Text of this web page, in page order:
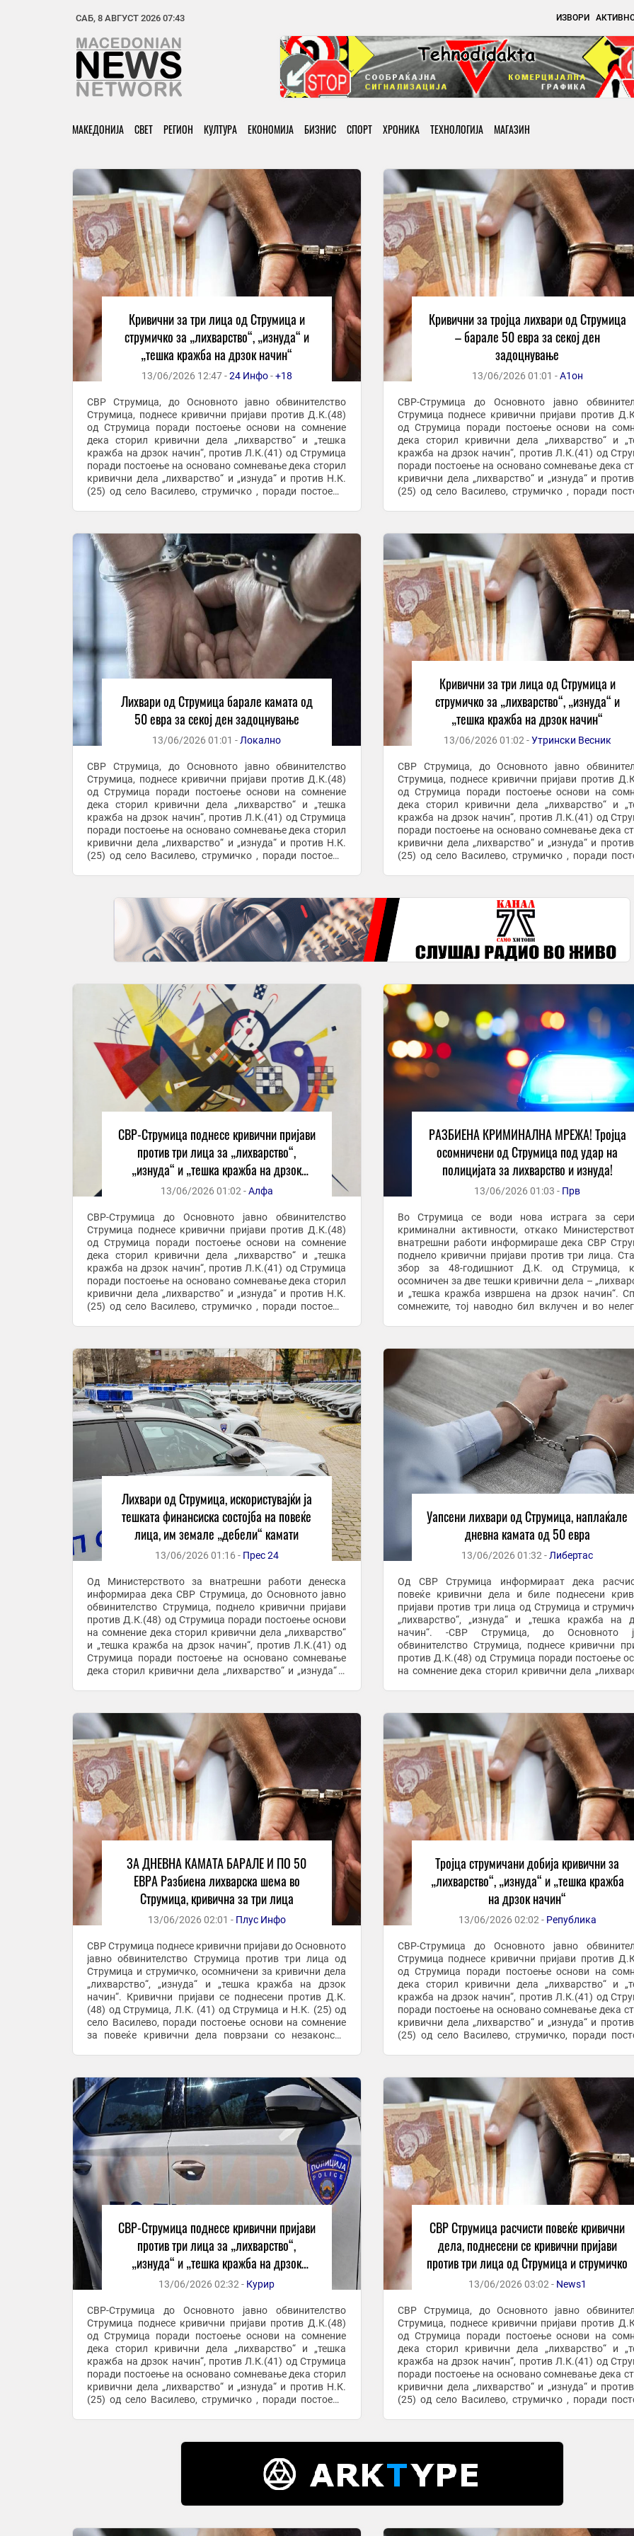
САБ, 8 АВГУСТ 2026 07:43 ИЗВОРИ
МАКЕДОНИЈА СВЕТ РЕГИОН КУЛТУРА ЕКОНОМИЈА БИЗНИС СПОРТ ХРОНИКА ТЕХНОЛОГИЈА МАГАЗИН
Кривични за три лица од Струмица и
струмичко за „лихварство“, „изнуда“ и
„тешка кражба на дрзок начин“
13/06/2026 12:47 -24 Инфо-+18
СВР Струмица, до Основното јавно обвинителство
Струмица, поднесе кривични пријави против Д.К.(48)
од Струмица поради постоење основи на сомнение
дека сторил кривични дела „лихварство“ и „тешка
кражба на дрзок начин“, против Л.К.(41) од Струмица
поради постоење на основано сомневање дека сторил
кривични дела „лихварство“ и „изнуда“ и против Н.К.
(25) од село Василево, струмичко , поради постоење
Кривични за тројца лихвари од Струмица
– барале 50 евра за секој ден
задоцнување
13/06/2026 01:01 -А1он
СВР-Струмица до Основното јавно
Струмица поднесе кривични пријави против
од Струмица поради постоење основи на
дека сторил кривични дела „лихварство“ и
кражба на дрзок начин“, против Л.К.(41) од
поради постоење на основано сомневање дека
кривични дела „лихварство“ и „изнуда“ и
(25) од село Василево, струмичко , поради
Лихвари од Струмица барале камата од
50 евра за секој ден задоцнување
13/06/2026 01:01 - Локално
СВР Струмица, до Основното јавно обвинителство
Струмица, поднесе кривични пријави против Д.К.(48)
од Струмица поради постоење основи на сомнение
дека сторил кривични дела „лихварство“ и „тешка
кражба на дрзок начин“, против Л.К.(41) од Струмица
поради постоење на основано сомневање дека сторил
кривични дела „лихварство“ и „изнуда“ и против Н.К.
(25) од село Василево, струмичко , поради постоење
Кривични за три лица од Струмица и
струмичко за „лихварство“, „изнуда“ и
„тешка кражба на дрзок начин“
13/06/2026 01:02 -Утрински Весник
СВР Струмица, до Основното јавно
Струмица, поднесе кривични пријави против
од Струмица поради постоење основи на
дека сторил кривични дела „лихварство“ и
кражба на дрзок начин“, против Л.К.(41) од
поради постоење на основано сомневање дека
кривични дела „лихварство“ и „изнуда“ и
(25) од село Василево, струмичко , поради
СВР-Струмица поднесе кривични пријави
против три лица за „лихварство“,
„изнуда“ и „тешка кражба на дрзок
начин“
13/06/2026 01:02 -Алфа
СВР-Струмица до Основното јавно обвинителство
Струмица поднесе кривични пријави против Д.К.(48)
од Струмица поради постоење основи на сомнение
дека сторил кривични дела „лихварство“ и „тешка
кражба на дрзок начин“, против Л.К.(41) од Струмица
поради постоење на основано сомневање дека сторил
кривични дела „лихварство“ и „изнуда“ и против Н.К.
(25) од село Василево, струмичко , поради постоење
РАЗБИЕНА КРИМИНАЛНА МРЕЖА! Тројца
осомничени од Струмица под удар на
полицијата за лихварство и изнуда!
13/06/2026 01:03 - Прв
Во Струмица се води нова истрага за
криминални активности, откако
внатрешни работи информираше дека СВР
поднело кривични пријави против три лица.
збор за 48-годишниот Д.К. од Струмица,
осомничен за две тешки кривични дела –
и „тешка кражба извршена на дрзок начин“.
сомнежите, тој наводно бил вклучен и во
Лихвари од Струмица, искористувајќи ја
тешката финансиска состојба на повеќе
лица, им земале „дебели“ камати
13/06/2026 01:16 - Прес 24
Од Министерството за внатрешни работи денеска
информираа дека СВР Струмица, до Основното јавно
обвинителство Струмица, поднело кривични пријави
против Д.К.(48) од Струмица поради постоење основи
на сомнение дека сторил кривични дела „лихварство“
и „тешка кражба на дрзок начин“, против Л.К.(41) од
Струмица поради постоење на основано сомневање
дека сторил кривични дела „лихварство“ и „изнуда“ и
Уапсени лихвари од Струмица, наплаќале
дневна камата од 50 евра
13/06/2026 01:32 - Либертас
Од СВР Струмица информираат дека
повеќе кривични дела и биле поднесени
пријави против три лица од Струмица и
„лихварство“, „изнуда“ и „тешка кражба на
начин“. -СВР Струмица, до Основното јавно
обвинителство Струмица, поднесе кривични
против Д.К.(48) од Струмица поради постоење
на сомнение дека сторил кривични дела
ЗА ДНЕВНА КАМАТА БАРАЛЕ И ПО 50
ЕВРА Разбиена лихварска шема во
Струмица, кривична за три лица
13/06/2026 02:01 - Плус Инфо
СВР Струмица поднесе кривични пријави до Основното
јавно обвинителство Струмица против три лица од
Струмица и струмичко, осомничени за кривични дела
„лихварство“, „изнуда“ и „тешка кражба на дрзок
начин“. Кривични пријави се поднесени против Д.К.
(48) од Струмица, Л.К. (41) од Струмица и Н.К. (25) од
село Василево, поради постоење основи на сомнение
за повеќе кривични дела поврзани со незаконско
Тројца струмичани добија кривични за
„лихварство“, „изнуда“ и „тешка кражба
на дрзок начин“
13/06/2026 02:02 - Република
СВР-Струмица до Основното јавно
Струмица поднесе кривични пријави против
од Струмица поради постоење основи на
дека сторил кривични дела „лихварство“ и
кражба на дрзок начин“, против Л.К.(41) од
поради постоење на основано сомневање дека
кривични дела „лихварство“ и „изнуда“ и
(25) од село Василево, струмичко, поради
СВР-Струмица поднесе кривични пријави
против три лица за „лихварство“,
„изнуда“ и „тешка кражба на дрзок
начин“
13/06/2026 02:32 - Курир
СВР-Струмица до Основното јавно обвинителство
Струмица поднесе кривични пријави против Д.К.(48)
од Струмица поради постоење основи на сомнение
дека сторил кривични дела „лихварство“ и „тешка
кражба на дрзок начин“, против Л.К.(41) од Струмица
поради постоење на основано сомневање дека сторил
кривични дела „лихварство“ и „изнуда“ и против Н.К.
(25) од село Василево, струмичко , поради постоење
СВР Струмица расчисти повеќе кривични
дела, поднесени се кривични пријави
против три лица од Струмица и струмичко
13/06/2026 03:02 - News1
СВР Струмица, до Основното јавно
Струмица, поднесе кривични пријави против
од Струмица поради постоење основи на
дека сторил кривични дела „лихварство“ и
кражба на дрзок начин“, против Л.К.(41) од
поради постоење на основано сомневање дека
кривични дела „лихварство“ и „изнуда“ и
(25) од село Василево, струмичко , поради